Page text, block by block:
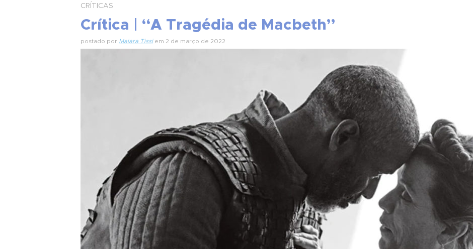
CRÍTICAS
Crítica | “A Tragédia de Macbeth”
postado por Maiara Tissiem 2 de março de 2022